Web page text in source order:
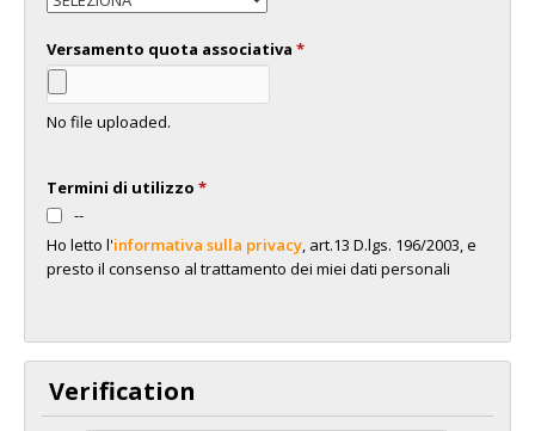
Versamento quota associativa *
No file uploaded.
Termini di utilizzo *
--
Ho letto l'informativa sulla privacy, art.13 D.lgs. 196/2003, e
presto il consenso al trattamento dei miei dati personali
Verification